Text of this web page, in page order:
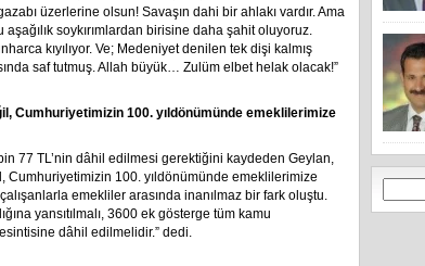
üzerlerine olsun! Savaşın dahi bir ahlakı vardır. Ama
soykırımlardan birisine daha şahit oluyoruz.
kıyılıyor. Ve; Medeniyet denilen tek dişi kalmış
saf tutmuş. Allah büyük… Zulüm elbet helak olacak!”
Cumhuriyetimizin 100. yıldönümünde emeklilerimize
77 TL’nin dâhil edilmesi gerektiğini kaydeden Geylan,
Cumhuriyetimizin 100. yıldönümünde emeklilerimize
emekliler arasında inanılmaz bir fark oluştu.
yansıtılmalı, 3600 ek gösterge tüm kamu
dâhil edilmelidir.” dedi.
Arama: